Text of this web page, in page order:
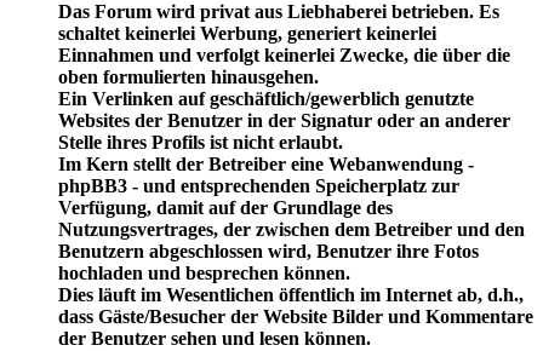
Das Forum wird privat aus Liebhaberei betrieben. Es
schaltet keinerlei Werbung, generiert keinerlei
Einnahmen und verfolgt keinerlei Zwecke, die über die
oben formulierten hinausgehen.
Ein Verlinken auf geschäftlich/gewerblich genutzte
Websites der Benutzer in der Signatur oder an anderer
Stelle ihres Profils ist nicht erlaubt.
Im Kern stellt der Betreiber eine Webanwendung -
phpBB3 - und entsprechenden Speicherplatz zur
Verfügung, damit auf der Grundlage des
Nutzungsvertrages, der zwischen dem Betreiber und den
Benutzern abgeschlossen wird, Benutzer ihre Fotos
hochladen und besprechen können.
Dies läuft im Wesentlichen öffentlich im Internet ab, d.h.,
dass Gäste/Besucher der Website Bilder und Kommentare
der Benutzer sehen und lesen können.